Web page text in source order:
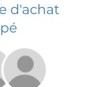
d'achat